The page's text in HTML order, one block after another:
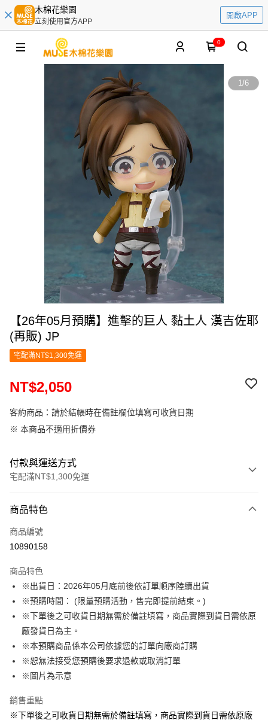
木棉花樂園
立刻使用官方APP
開啟APP
0
1/6
【26年05月預購】進擊的巨人 黏土人 漢吉佐耶
(再販) JP
宅配滿NT$1,300免運
NT$2,050
客約商品：請於結帳時在備註欄位填寫可收貨日期
※ 本商品不適用折價券
付款與運送方式
宅配滿NT$1,300免運
信用卡一次付款
LINE Pay
悠遊付
Google Pay
ATM付款
運送方式
預購訂單-宅配專用(🔺不同預購月份建議分開結帳，避免整筆訂單等
每筆NT$100，滿NT$1,300(含以上)免運費
商品特色
商品編號
10890158
商品特色
※出貨日：2026年05月底前後依訂單順序陸續出貨
※預購時間： (限量預購活動，售完即提前結束。)
※下單後之可收貨日期無需於備註填寫，商品實際到貨日需依原
廠發貨日為主。
※本預購商品係本公司依據您的訂單向廠商訂購
※恕無法接受您預購後要求退款或取消訂單
※圖片為示意
銷售重點
※下單後之可收貨日期無需於備註填寫，商品實際到貨日需依原廠